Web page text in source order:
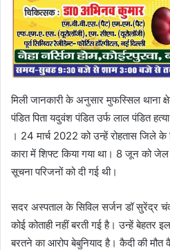
मिली जानकारी के अनुसार मुफस्सिल थाना
पंडित पिता यदुवंश पंडित उर्फ लाल पंडित
। 24 मार्च 2022 को उन्हें रोहतास
कारा में शिफ्ट किया गया था। 8 जून को जेल
सूचना परिजनों को दी गई थी।
सदर अस्पताल के सिविल सर्जन डॉ सुरेंद्र
कोई कोताही नहीं बरती गई है। उन्हें बेहतर
बरतने का आरोप बेबुनियाद है। कैदी की मौत